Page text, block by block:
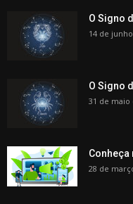
O Signo
14 de
O Signo
31 de maio
Conheça
28 de